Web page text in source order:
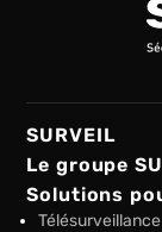
SURVEIL
Le groupe
Solutions
Télésurveillance